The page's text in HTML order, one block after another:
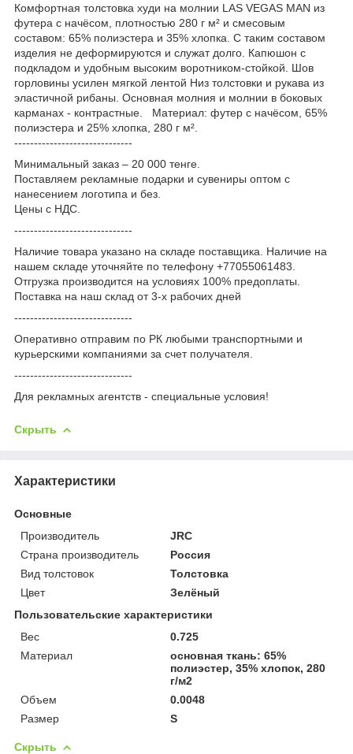
Комфортная толстовка худи на молнии LAS VEGAS MAN из
футера с начёсом, плотностью 280 г м² и смесовым
составом: 65% полиэстера и 35% хлопка. С таким составом
изделия не деформируются и служат долго. Капюшон с
подкладом и удобным высоким воротником-стойкой. Шов
горловины усилен мягкой лентой Низ толстовки и рукава из
эластичной рибаны. Основная молния и молнии в боковых
карманах - контрастные. Материал: футер с начёсом, 65%
полиэстера и 25% хлопка, 280 г м².
------------------------------
Минимальный заказ – 20 000 тенге.
Поставляем рекламные подарки и сувениры оптом с
нанесением логотипа и без.
Цены с НДС.
------------------------------
Наличие товара указано на складе поставщика. Наличие на
нашем складе уточняйте по телефону +77055061483.
Отгрузка производится на условиях 100% предоплаты.
Поставка на наш склад от 3-x рабочих дней
------------------------------
Оперативно отправим по РК любыми транспортными и
курьерскими компаниями за счет получателя.
------------------------------
Для рекламных агентств - специальные условия!
Скрыть
Характеристики
Основные
Производитель
JRC
Страна производитель
Россия
Вид толстовок
Толстовка
Цвет
Зелёный
Пользовательские характеристики
Вес
0.725
Материал
основная ткань: 65%
полиэстер, 35% хлопок, 280
г/м2
Объем
0.0048
Размер
S
Скрыть